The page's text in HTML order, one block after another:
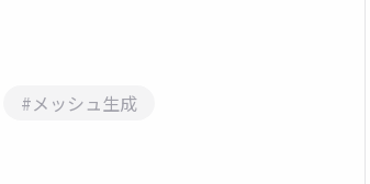
#メッシュ生成